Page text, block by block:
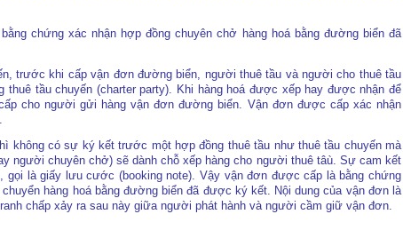
chứng xác nhận hợp đồng chuyên chở hàng hoá bằng đường biển đã
trước khi cấp vận đơn đường biển, người thuê tầu và người cho thuê tầu
thuê tầu chuyến (charter party). Khi hàng hoá được xếp hay được nhận để
cho người gửi hàng vận đơn đường biển. Vận đơn được cấp xác nhận
không có sự ký kết trước một hợp đồng thuê tầu như thuê tầu chuyến mà
người chuyên chở) sẽ dành chỗ xếp hàng cho người thuê tâù. Sự cam kết
gọi là giấy lưu cước (booking note). Vậy vận đơn được cấp là bằng chứng
hàng hoá bằng đường biển đã được ký kết. Nội dung của vận đơn là
chấp xảy ra sau này giữa người phát hành và người cầm giữ vận đơn.